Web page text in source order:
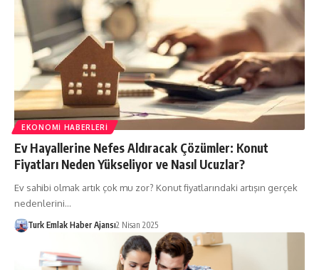
EKONOMI HABERLERI
Ev Hayallerine Nefes Aldıracak Çözümler: Konut
Fiyatları Neden Yükseliyor ve Nasıl Ucuzlar?
Ev sahibi olmak artık çok mu zor? Konut fiyatlarındaki artışın gerçek
nedenlerini…
Turk Emlak Haber Ajansı2 Nisan 2025